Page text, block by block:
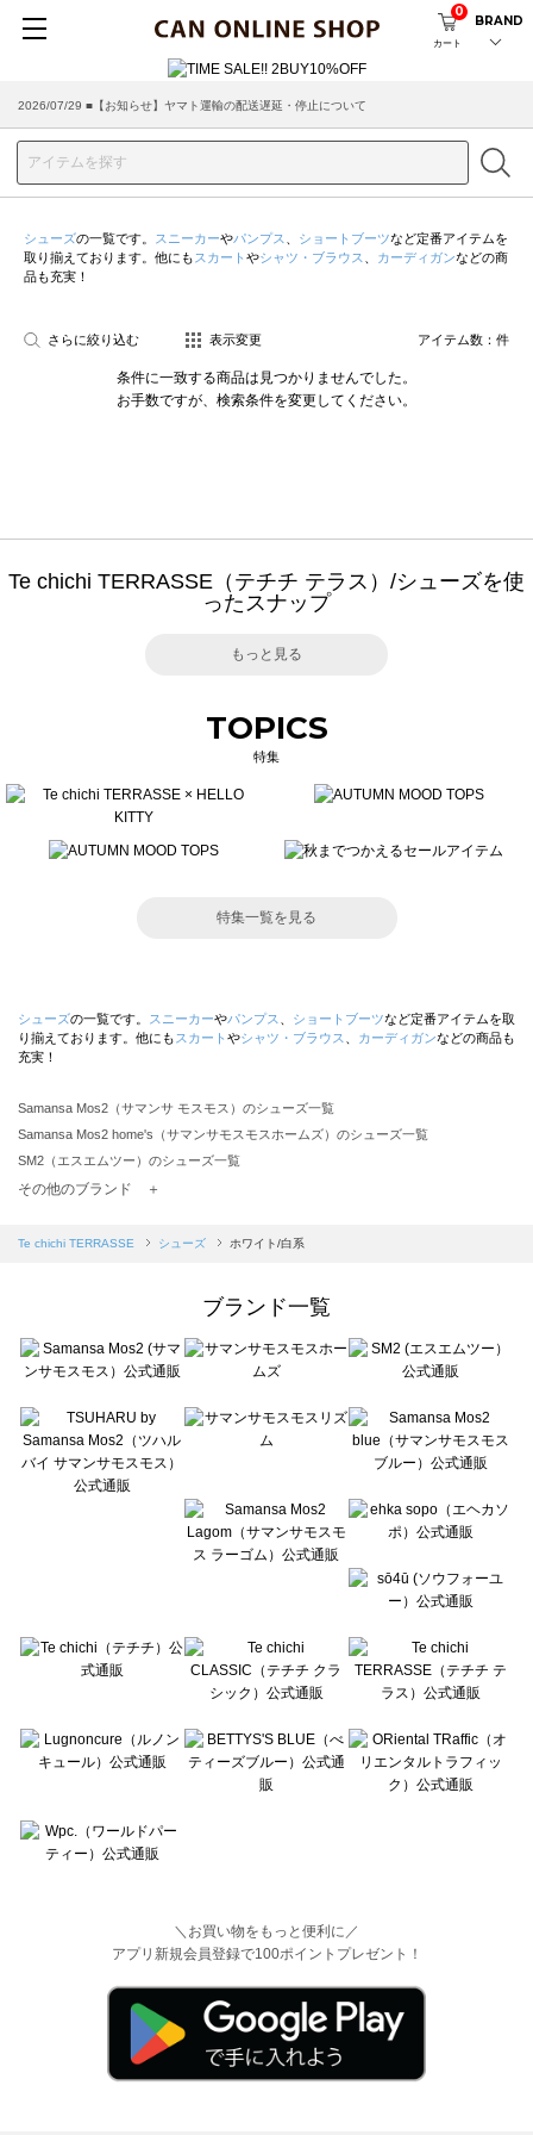
カート
0
BRAND
2026/07/29 ■【お知らせ】ヤマト運輸の配送遅延・停止について
シューズの一覧です。 スニーカーやパンプス ショートブーツなど定番アイテムを
取り揃えております。他にも スカート やシャツ・ブラウス カーディガンなどの商
品も充実！
さらに絞り込む 表示変更 アイテム数： 件
条件に一致する商品は見つかりませんでした。
お手数ですが、検索条件を変更してください。
Te chichi TERRASSE（テチチ テラス）/シューズを使
ったスナップ
もっと見る
TOPICS
特集
特集一覧を見る
シューズの一覧です。 スニーカーやパンプス ショートブーツなど定番アイテムを取
り揃えております。他にも スカート やシャツ・ブラウス カーディガンなどの商品も
充実！
Samansa Mos2（サマンサ モスモス）のシューズ一覧
Samansa Mos2 home's（サマンサモスモスホームズ）のシューズ一覧
SM2（エスエムツー）のシューズ一覧
TSUHARU by Samansa Mos2（ツハルバイサマンサモスモス）のシューズ一覧
Samansa Mos2 blue（サマンサモスモス ブルー）のシューズ一覧
sō4ū（ソウフォーユー）のシューズ一覧
Te chichi（テチチ）のシューズ一覧
Te chichi CLASSIC（テチチ クラシック）のシューズ一覧
Lugnoncure（ルノンキュール）のシューズ一覧
BETTY'S BLUE（べティーズブルー）のシューズ一覧
Wpc.（ワールドパーティー）のシューズ一覧
その他のブランド ＋
Te chichi TERRASSE シューズ ホワイト/白系
ブランド一覧
＼お買い物をもっと便利に／
アプリ新規会員登録で100ポイントプレゼント！